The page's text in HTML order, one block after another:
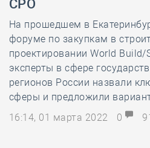
СРО
На прошедшем в
форуме по закупкам в
проектировании World
эксперты в сфере
регионов России назвали
сферы и предложили
16:14, 01 марта 2022
0